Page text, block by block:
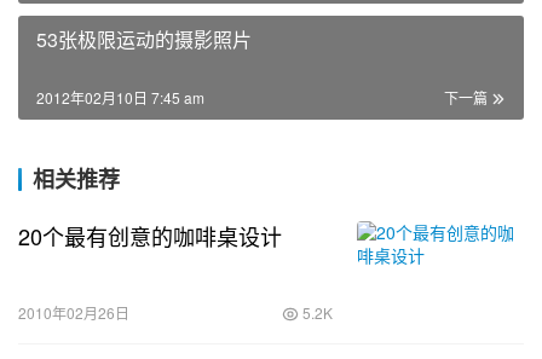
53张极限运动的摄影照片
下一篇
2012年02月10日 7:45 am
相关推荐
20个最有创意的咖啡桌设计
2010年02月26日 5.2K